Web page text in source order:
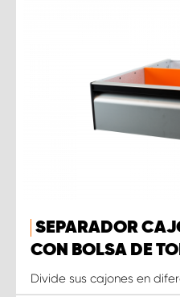
SEPARADOR
CON BOLSA DE
Divide sus cajones en